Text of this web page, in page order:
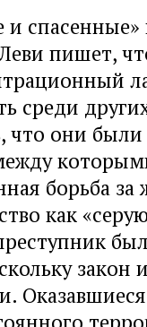
и
пишет,
среди
что они были
борьба
как
закон